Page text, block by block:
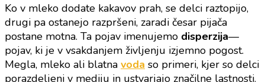
Ko v mleko dodate kakavov prah, se delci raztopijo,
drugi pa ostanejo razpršeni, zaradi česar pijača
postane motna. Ta pojav imenujemo disperzija—
pojav, ki je v vsakdanjem življenju izjemno pogost.
Megla, mleko ali blatna voda so primeri, kjer so delci
porazdeljeni v mediju in ustvarjajo značilne lastnosti.